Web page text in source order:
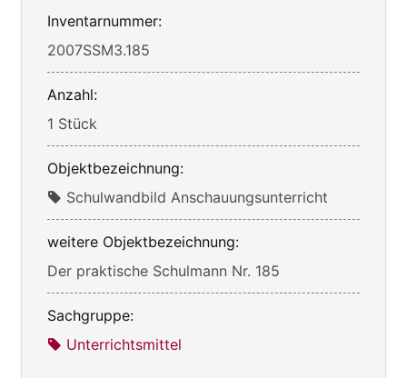
Inventarnummer:
2007SSM3.185
Anzahl:
1 Stück
Objektbezeichnung:
Schulwandbild Anschauungsunterricht
weitere Objektbezeichnung:
Der praktische Schulmann Nr. 185
Sachgruppe:
Unterrichtsmittel